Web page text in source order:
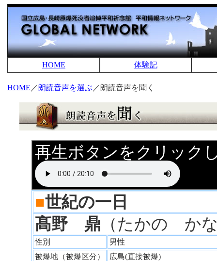
HOME 体験記
HOME ／朗読音声を選ぶ ／朗読音声を聞く
再生ボタンをクリック
■世紀の一日
髙野 鼎 （たかの か
性別
男性
被爆地（被爆区分）
広島(直接被爆)